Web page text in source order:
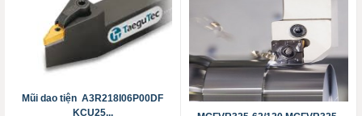
Mũi dao tiện A3R218I06P00DF
KCU25...